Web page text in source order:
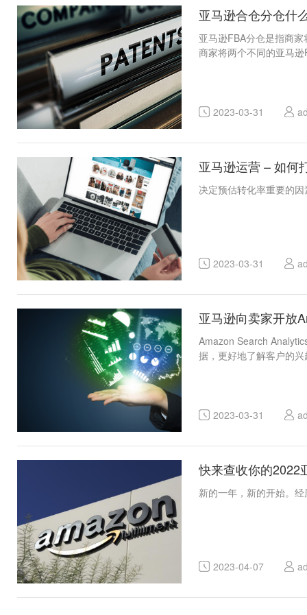
亚马逊合仓分仓什
亚马逊FBA分仓是指商
商家将两个不同的亚马
2023-03-31
亚马逊运营 – 如何
决定预估转化率重要的
2023-03-31
亚马逊向卖家开放
Amazon Search
据，更好地了解客户的
2023-03-31
快来查收你的2022
新的一年，新的开始。
2023-04-07